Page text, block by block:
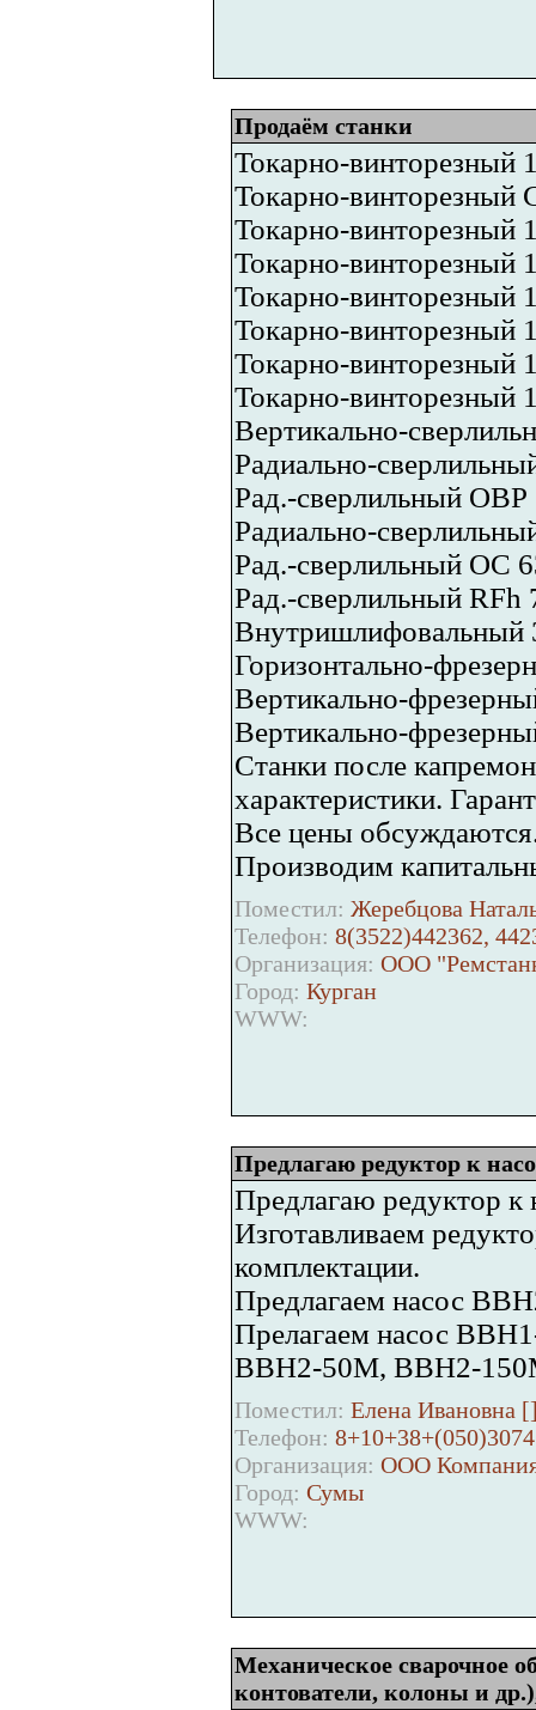
Продаём станки
Токарно-
Токарно-
Токарно-винторезный
Токарно-винторезный
Токарно-винторезный
Токарно-
Токарно-
Токарно-винторезный
Вертикально-
Радиально-
Рад.-сверлильный ОВР
Радиально-
Рад.-сверлильный ОС
Рад.-сверлильный
Горизонтально-
Вертикально-
Вертикально-
Станки после
характеристики.
Все цены
Производим
Поместил: Жеребцова
Телефон: 8(3522)442362,
Организация: ООО
Город: Курган
WWW:
Предлагаю редуктор к
Предлагаю редуктор
Изготавливаем
комплектации.
Предлагаем насос
Прелагаем насос
ВВН2-50М, ВВН2-
Поместил: Елена Ивановна [
Телефон:
Организация: ООО
Город: Сумы
WWW:
Механическое сварочное
контователи, колоны и